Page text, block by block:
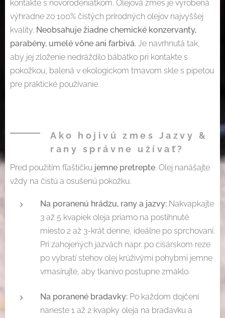
kontakte s novorodeniatkom. Olejová zmes je vyrobená
výhradne zo 100% čistých prírodných olejov najvyššej
kvality. Neobsahuje žiadne chemické konzervanty,
parabény, umelé vône ani farbivá. Je navrhnutá tak,
aby jej zloženie nedráždilo bábätko pri kontakte s
pokožkou, balená v ekologickom tmavom skle s pipetou
pre praktické používanie.
Ako hojivú zmes Jazvy &
rany správne užívať?
Pred použitím fľaštičku jemne pretrepte. Olej nanášajte
vždy na čistú a osušenú pokožku.
Na poranenú hrádzu, rany a jazvy: Nakvapkajte
3 až 5 kvapiek oleja priamo na postihnuté
miesto 2 až 3-krát denne, ideálne po sprchovaní.
Pri zahojených jazvách napr. po cisárskom reze
po vybratí stehov olej krúživými pohybmi jemne
vmasírujte, aby tkanivo postupne zmäklo.
Na poranené bradavky: Po každom dojčení
naneste 1 až 2 kvapky oleja na bradavku a